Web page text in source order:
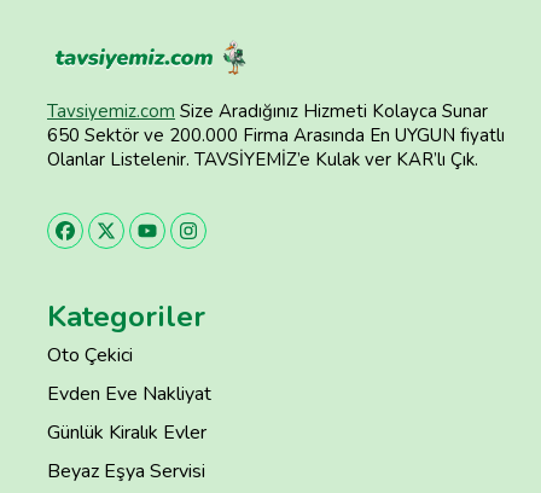
Tavsiyemiz.com Size Aradığınız Hizmeti Kolayca Sunar
650 Sektör ve 200.000 Firma Arasında En UYGUN fiyatlı
Olanlar Listelenir. TAVSİYEMİZ’e Kulak ver KAR’lı Çık.
Kategoriler
Oto Çekici
Evden Eve Nakliyat
Günlük Kiralık Evler
Beyaz Eşya Servisi